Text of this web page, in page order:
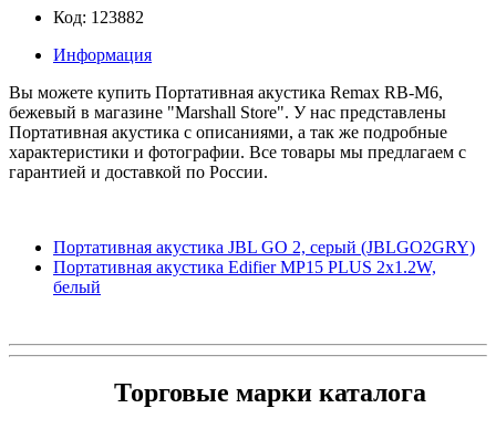
Код: 123882
Информация
Вы можете купить Портативная акустика Remax RB-M6,
бежевый в магазине "Marshall Store". У нас представлены
Портативная акустика с описаниями, а так же подробные
характеристики и фотографии. Все товары мы предлагаем с
гарантией и доставкой по России.
Портативная акустика JBL GO 2, серый (JBLGO2GRY)
Портативная акустика Edifier MP15 PLUS 2x1.2W,
белый
Торговые марки каталога